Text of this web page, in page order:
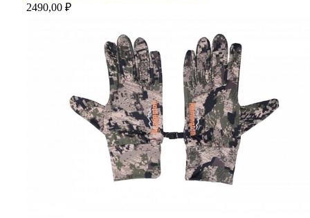
2490,00 ₽